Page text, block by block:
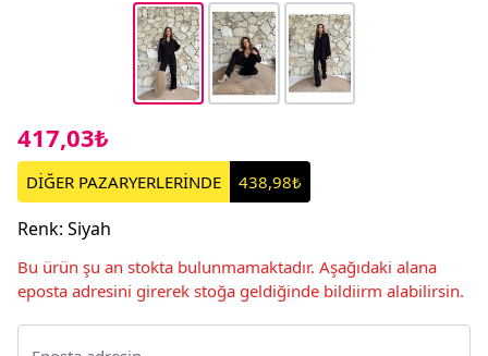
417,03₺
DİĞER PAZARYERLERİNDE 438,98₺
Renk: Siyah
Bu ürün şu an stokta bulunmamaktadır. Aşağıdaki alana
eposta adresini girerek stoğa geldiğinde bildiirm alabilirsin.